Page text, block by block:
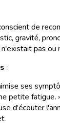
de
gravité,
pas ou
:
ses
petite fatigue.
d'écouter